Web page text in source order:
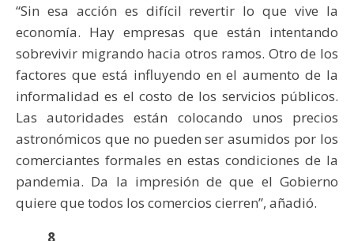
“Sin esa acción es difícil revertir lo que vive la
economía. Hay empresas que están intentando
sobrevivir migrando hacia otros ramos. Otro de los
factores que está influyendo en el aumento de la
informalidad es el costo de los servicios públicos.
Las autoridades están colocando unos precios
astronómicos que no pueden ser asumidos por los
comerciantes formales en estas condiciones de la
pandemia. Da la impresión de que el Gobierno
quiere que todos los comercios cierren”, añadió.
8